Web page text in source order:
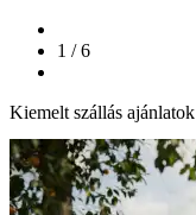
1 / 6
Kiemelt szállás